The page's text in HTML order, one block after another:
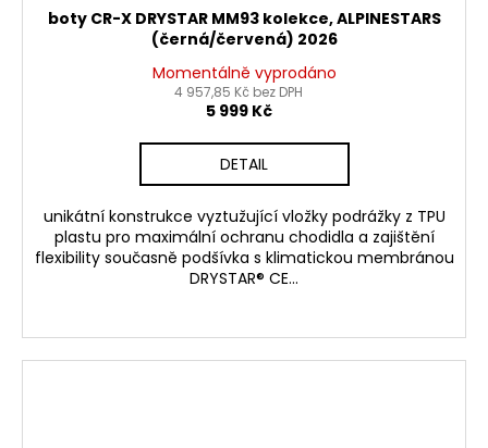
boty CR-X DRYSTAR MM93 kolekce, ALPINESTARS
(černá/červená) 2026
Momentálně vyprodáno
4 957,85 Kč bez DPH
5 999 Kč
DETAIL
unikátní konstrukce vyztužující vložky podrážky z TPU
plastu pro maximální ochranu chodidla a zajištění
flexibility současně podšívka s klimatickou membránou
DRYSTAR® CE...